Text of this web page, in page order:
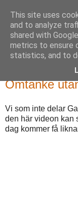
Meningsfritt
Omtanke
Vi som inte delar
den här videon kan
dag kommer få
This site uses
and to analyze
shared with
metrics to ensure
statistics, and to